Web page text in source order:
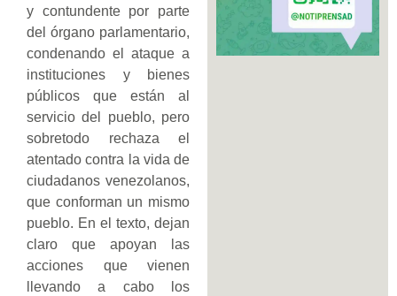
y contundente por parte
del órgano parlamentario,
condenando el ataque a
instituciones y bienes
públicos que están al
servicio del pueblo, pero
sobretodo rechaza el
atentado contra la vida de
ciudadanos venezolanos,
que conforman un mismo
pueblo. En el texto, dejan
claro que apoyan las
acciones que vienen
llevando a cabo los